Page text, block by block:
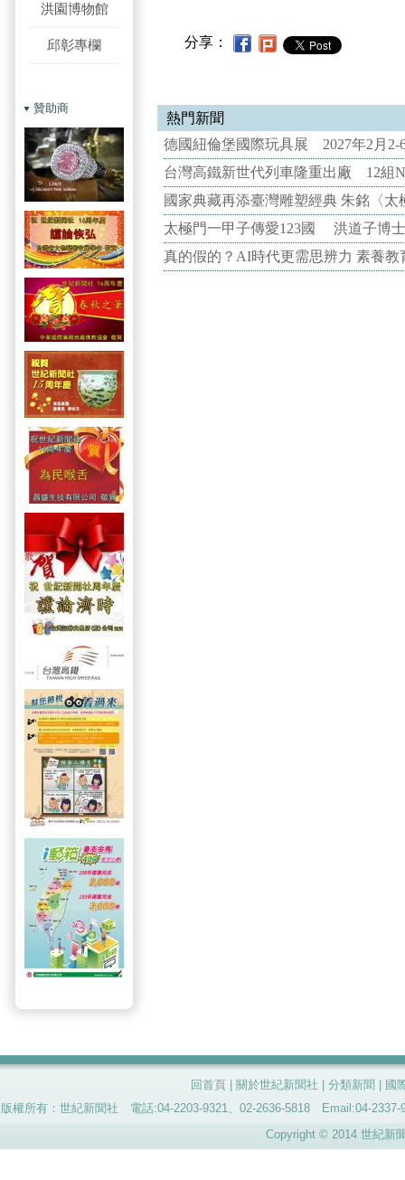
洪園博物館
邱彰專欄
贊助商
分享：
熱門新聞
德國紐倫堡國際玩具展 2027年2月2-
台灣高鐵新世代列車隆重出廠 12組
國家典藏再添臺灣雕塑經典 朱銘〈
太極門一甲子傳愛123國 洪道子博
真的假的？AI時代更需思辨力 素養
回首頁 關於世紀新聞社 分類新聞
國
版權所有：世紀新聞社 電話:04-2203-9321、02-2636-5818 Email:04-
Copyright © 2014 世紀新